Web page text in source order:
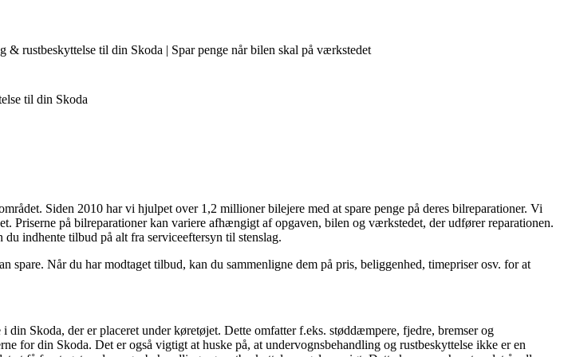
rustbeskyttelse til din Skoda | Spar penge når bilen skal på værkstedet
til din Skoda
Siden 2010 har vi hjulpet over 1,2 millioner bilejere med at spare penge på deres bilreparationer. Vi
Priserne på bilreparationer kan variere afhængigt af opgaven, bilen og værkstedet, der udfører reparationen.
indhente tilbud på alt fra serviceeftersyn til stenslag.
Når du har modtaget tilbud, kan du sammenligne dem på pris, beliggenhed, timepriser osv. for at
Skoda, der er placeret under køretøjet. Dette omfatter f.eks. støddæmpere, fjedre, bremser og
for din Skoda. Det er også vigtigt at huske på, at undervognsbehandling og rustbeskyttelse ikke er en